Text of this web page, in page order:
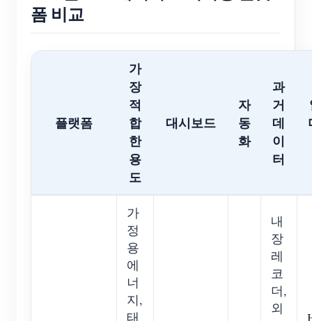
폼 비교
플랫폼
가
장
적
합
한
용
도
대시보드
자
동
화
과
거
데
이
터
가
정
용
에
너
지,
태
내
장
레
코
더,
외